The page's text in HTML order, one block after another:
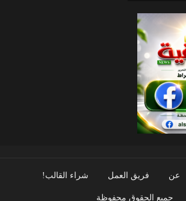
عن فريق العمل شراء القالب!
جميع الحقوق محفوظة